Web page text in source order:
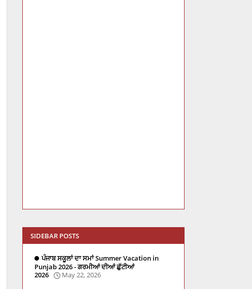
SIDEBAR POSTS
ਪੰਜਾਬ ਸਕੂਲਾਂ ਦਾ ਸਮਾਂ Summer Vacation in
Punjab 2026 - ਗਰਮੀਆਂ ਦੀਆਂ ਛੁੱਟੀਆਂ
2026
May 22, 2026